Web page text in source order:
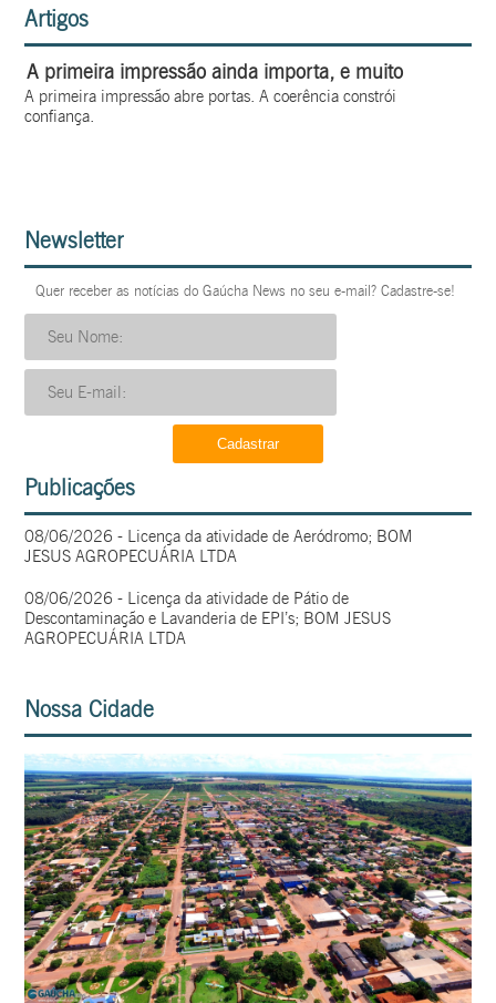
Artigos
A primeira impressão ainda importa, e muito
A primeira impressão abre portas. A coerência constrói
confiança.
Newsletter
Quer receber as notícias do Gaúcha News no seu e-mail? Cadastre-se!
Publicações
08/06/2026 - Licença da atividade de Aeródromo; BOM
JESUS AGROPECUÁRIA LTDA
08/06/2026 - Licença da atividade de Pátio de
Descontaminação e Lavanderia de EPI’s; BOM JESUS
AGROPECUÁRIA LTDA
Nossa Cidade